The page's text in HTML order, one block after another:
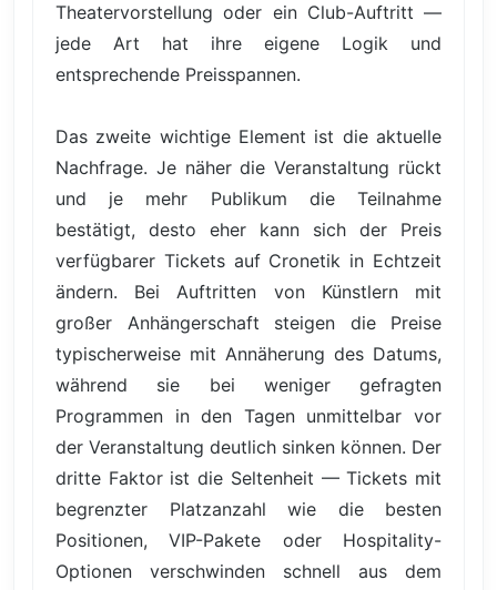
Theatervorstellung oder ein Club-Auftritt —
jede Art hat ihre eigene Logik und
entsprechende Preisspannen.
Das zweite wichtige Element ist die aktuelle
Nachfrage. Je näher die Veranstaltung rückt
und je mehr Publikum die Teilnahme
bestätigt, desto eher kann sich der Preis
verfügbarer Tickets auf Cronetik in Echtzeit
ändern. Bei Auftritten von Künstlern mit
großer Anhängerschaft steigen die Preise
typischerweise mit Annäherung des Datums,
während sie bei weniger gefragten
Programmen in den Tagen unmittelbar vor
der Veranstaltung deutlich sinken können. Der
dritte Faktor ist die Seltenheit — Tickets mit
begrenzter Platzanzahl wie die besten
Positionen, VIP-Pakete oder Hospitality-
Optionen verschwinden schnell aus dem